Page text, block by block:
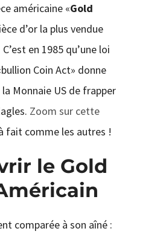
américaine «Gold
d’or la plus vendue
en 1985 qu’une loi
Coin Act» donne
Monnaie US de frapper
Zoom sur cette
fait comme les autres !
le Gold
comparée à son aîné :